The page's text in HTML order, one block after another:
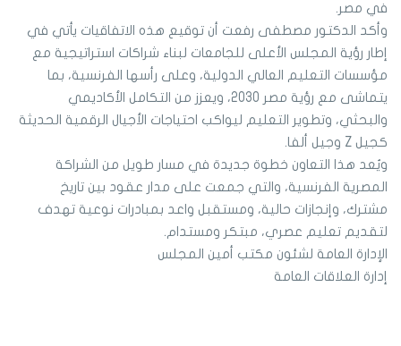
في مصر.
وأكد الدكتور مصطفى رفعت أن توقيع هذه الاتفاقيات يأتي في
إطار رؤية المجلس الأعلى للجامعات لبناء شراكات استراتيجية مع
مؤسسات التعليم العالي الدولية، وعلى رأسها الفرنسية، بما
يتماشى مع رؤية مصر 2030، ويعزز من التكامل الأكاديمي
والبحثي، وتطوير التعليم ليواكب احتياجات الأجيال الرقمية الحديثة
كجيل Z وجيل ألفا.
ويُعد هذا التعاون خطوة جديدة في مسار طويل من الشراكة
المصرية الفرنسية، والتي جمعت على مدار عقود بين تاريخ
مشترك، وإنجازات حالية، ومستقبل واعد بمبادرات نوعية تهدف
لتقديم تعليم عصري، مبتكر ومستدام.
الإدارة العامة لشئون مكتب أمين المجلس
إدارة العلاقات العامة